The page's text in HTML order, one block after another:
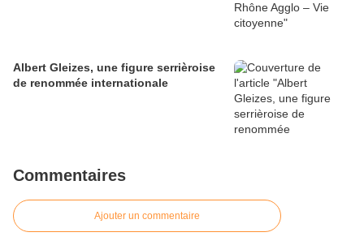
Albert Gleizes, une figure serrièroise
de renommée internationale
Commentaires
Ajouter un commentaire